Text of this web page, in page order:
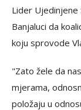
Lider Ujedinjene
Banjaluci da
koju sprovode
"Zato žele da
mjerama,
položaju u